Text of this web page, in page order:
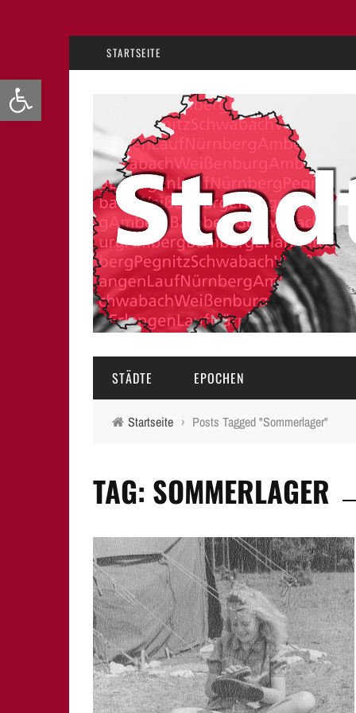
Werkzeugleiste öffnen
STARTSEITE
STÄDTE
BAMBERG
FÜRTH
LAUF A.D. PEGNITZ
NEUMARKT I.D.OPF.
NÜRNBERG
PEGNITZ
EPOCHEN
16.-18. JAHRHUNDERT
20.-21. JAHRHUNDERT
Startseite › Posts Tagged "Sommerlager"
TAG: SOMMERLAGER